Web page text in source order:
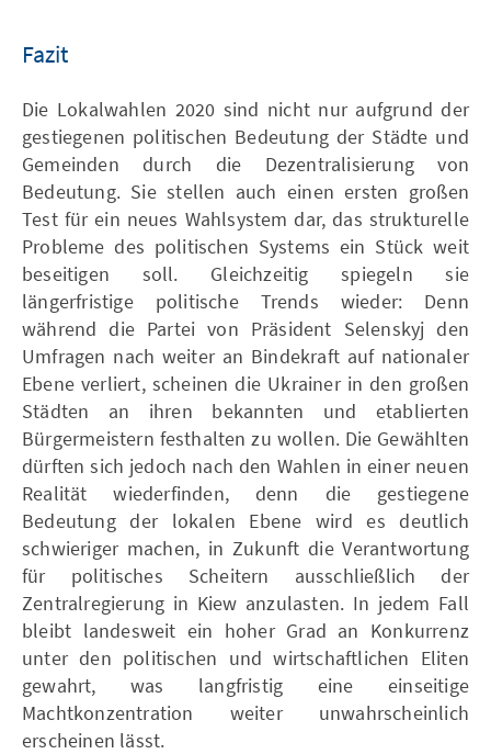
Fazit
Die Lokalwahlen 2020 sind nicht nur aufgrund der
gestiegenen politischen Bedeutung der Städte und
Gemeinden durch die Dezentralisierung von
Bedeutung. Sie stellen auch einen ersten großen
Test für ein neues Wahlsystem dar, das strukturelle
Probleme des politischen Systems ein Stück weit
beseitigen soll. Gleichzeitig spiegeln sie
längerfristige politische Trends wieder: Denn
während die Partei von Präsident Selenskyj den
Umfragen nach weiter an Bindekraft auf nationaler
Ebene verliert, scheinen die Ukrainer in den großen
Städten an ihren bekannten und etablierten
Bürgermeistern festhalten zu wollen. Die Gewählten
dürften sich jedoch nach den Wahlen in einer neuen
Realität wiederfinden, denn die gestiegene
Bedeutung der lokalen Ebene wird es deutlich
schwieriger machen, in Zukunft die Verantwortung
für politisches Scheitern ausschließlich der
Zentralregierung in Kiew anzulasten. In jedem Fall
bleibt landesweit ein hoher Grad an Konkurrenz
unter den politischen und wirtschaftlichen Eliten
gewahrt, was langfristig eine einseitige
Machtkonzentration weiter unwahrscheinlich
erscheinen lässt.